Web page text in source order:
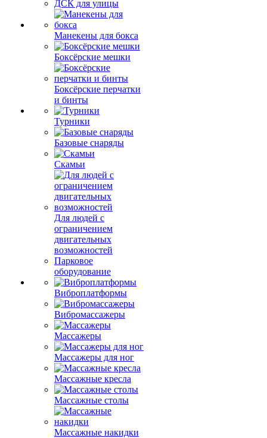
ДСК для улицы
Манекены для бокса
Боксёрские мешки
Боксёрские перчатки
и бинты
Турники
Базовые снаряды
Скамьи
Для людей с
ограничением
двигательных
возможностей
Парковое
оборудование
Виброплатформы
Вибромассажеры
Массажеры
Массажеры для ног
Массажные кресла
Массажные столы
Массажные накидки